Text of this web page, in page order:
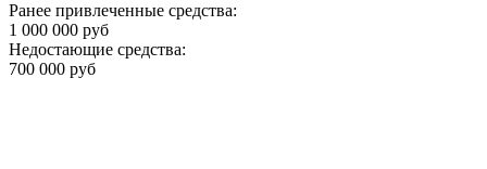
Ранее привлеченные средства:
1 000 000 руб
Недостающие средства:
700 000 руб